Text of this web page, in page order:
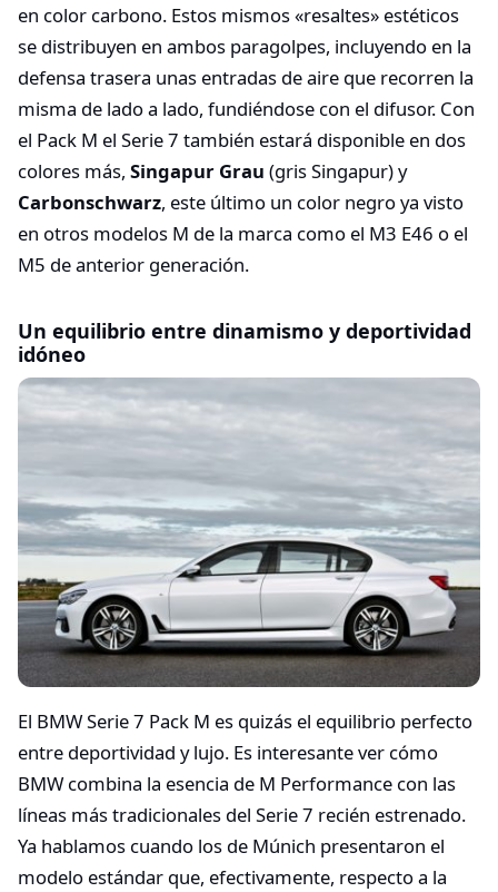
en color carbono. Estos mismos «resaltes» estéticos
se distribuyen en ambos paragolpes, incluyendo en la
defensa trasera unas entradas de aire que recorren la
misma de lado a lado, fundiéndose con el difusor. Con
el Pack M el Serie 7 también estará disponible en dos
colores más, Singapur Grau (gris Singapur) y
Carbonschwarz, este último un color negro ya visto
en otros modelos M de la marca como el M3 E46 o el
M5 de anterior generación.
Un equilibrio entre dinamismo y deportividad
idóneo
El BMW Serie 7 Pack M es quizás el equilibrio perfecto
entre deportividad y lujo. Es interesante ver cómo
BMW combina la esencia de M Performance con las
líneas más tradicionales del Serie 7 recién estrenado.
Ya hablamos cuando los de Múnich presentaron el
modelo estándar que, efectivamente, respecto a la